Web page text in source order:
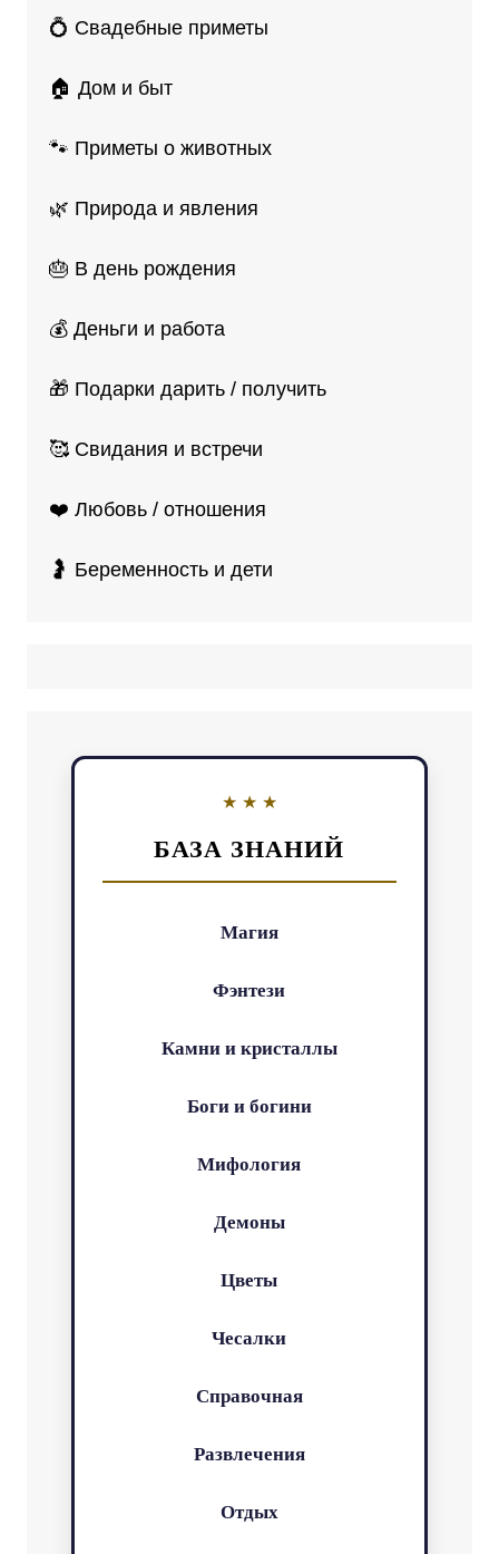
💍 Свадебные приметы
🏠 Дом и быт
🐾 Приметы о животных
🌿 Природа и явления
🎂 В день рождения
💰 Деньги и работа
🎁 Подарки дарить / получить
🥰 Свидания и встречи
❤️ Любовь / отношения
🤰 Беременность и дети
БАЗА ЗНАНИЙ
Магия
Фэнтези
Камни и кристаллы
Боги и богини
Мифология
Демоны
Цветы
Чесалки
Справочная
Развлечения
Отдых